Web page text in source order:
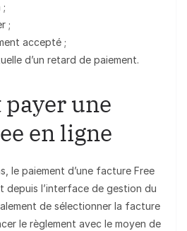
;
;
accepté ;
d’un retard de paiement.
une
en ligne
le paiement d’une facture Free
depuis l’interface de gestion du
de sélectionner la facture
le règlement avec le moyen de